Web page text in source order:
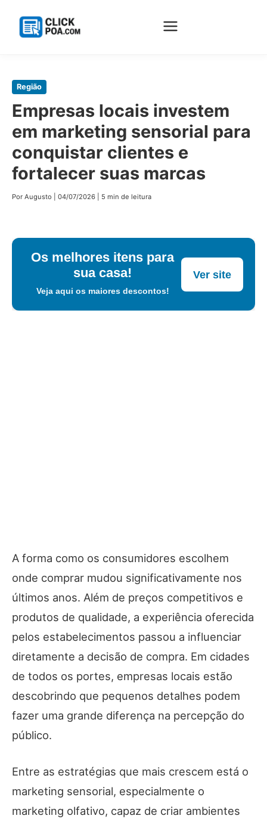
Pular
conteúdo
Região
Empresas locais investem
em marketing sensorial para
conquistar clientes e
fortalecer suas marcas
Por Augusto 04/07/2026 5 min de leitura
Os melhores itens para
sua casa!
Veja aqui os maiores descontos!
Ver site
A forma como os consumidores escolhem
onde comprar mudou significativamente nos
últimos anos. Além de preços competitivos e
produtos de qualidade, a experiência oferecida
pelos estabelecimentos passou a influenciar
diretamente a decisão de compra. Em cidades
de todos os portes, empresas locais estão
descobrindo que pequenos detalhes podem
fazer uma grande diferença na percepção do
público.
Entre as estratégias que mais crescem está o
marketing sensorial, especialmente o
marketing olfativo, capaz de criar ambientes